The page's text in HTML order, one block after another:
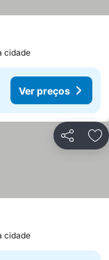
cidade
Ver preços
Partilhar
cidade